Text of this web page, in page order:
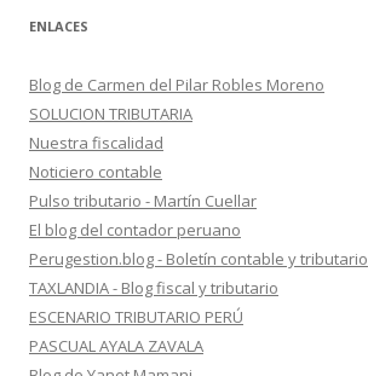
ENLACES
Blog de Carmen del Pilar Robles Moreno
SOLUCION TRIBUTARIA
Nuestra fiscalidad
Noticiero contable
Pulso tributario - Martín Cuellar
El blog del contador peruano
Perugestion.blog - Boletín contable y tributario
TAXLANDIA - Blog fiscal y tributario
ESCENARIO TRIBUTARIO PERÚ
PASCUAL AYALA ZAVALA